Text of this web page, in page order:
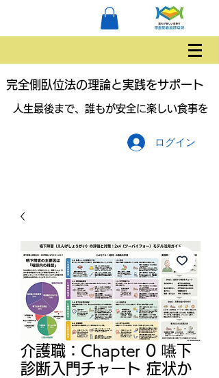
完全側臥位法の理論と実践をサポート
人生最後まで、誰もが安全に楽しい食事を
ログイン
介護職：Chapter 0 嚥下
診断入門チャート 症状か